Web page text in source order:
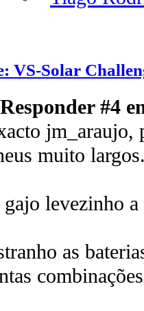
VS-Solar
Responder #4
jm_araujo,
muito
gajo levezinho
as